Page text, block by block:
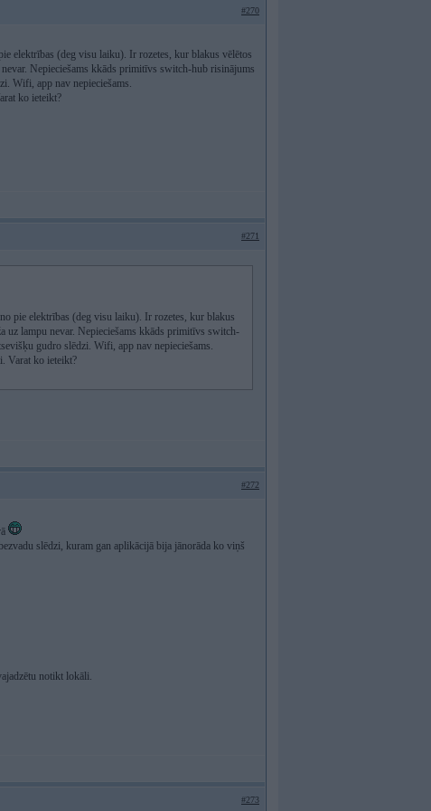
#270
elektrības (deg visu laiku). Ir rozetes, kur blakus vēlētos
Nepieciešams kkāds primitīvs switch-hub risinājums
Wifi, app nav nepieciešams.
ko ieteikt?
#271
pie elektrības (deg visu laiku). Ir rozetes, kur blakus
uz lampu nevar. Nepieciešams kkāds primitīvs switch-
gudro slēdzi. Wifi, app nav nepieciešams.
Varat ko ieteikt?
#272
slēdzi, kuram gan aplikācijā bija jānorāda ko viņš
notikt lokāli.
#273